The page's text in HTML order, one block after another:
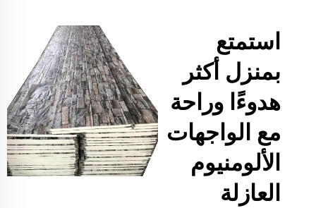
استمتع
بمنزل أكثر
هدوءًا وراحة
مع الواجهات
الألومنيوم
العازلة